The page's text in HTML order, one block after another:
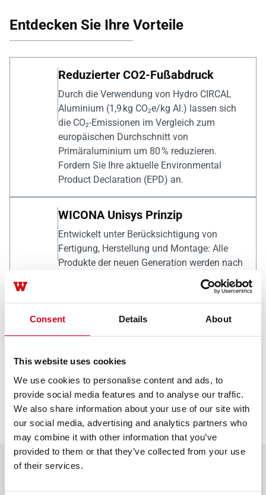
Consent Details About
This website uses cookies
We use cookies to personalise content and ads, to
provide social media features and to analyse our traffic.
We also share information about your use of our site with
our social media, advertising and analytics partners who
may combine it with other information that you’ve
provided to them or that they’ve collected from your use
of their services.
Entdecken Sie Ihre Vorteile
Reduzierter CO2-Fußabdruck
Durch die Verwendung von Hydro CIRCAL
Aluminium (1,9 kg CO₂e/kg Al.) lassen sich
die CO₂-Emissionen im Vergleich zum
europäischen Durchschnitt von
Primäraluminium um 80 % reduzieren.
Fordern Sie Ihre aktuelle Environmental
Product Declaration (EPD) an.
WICONA Unisys Prinzip
Entwickelt unter Berücksichtigung von
Fertigung, Herstellung und Montage: Alle
Produkte der neuen Generation werden nach
dem WICONA Unisys-Prinzip entwickelt.
Verbesserte ESG-Leistung
das Feedback Ihrer Stakeholder durch
anerkannte Zertifizierungen wie EPDs,
Cradle-to-Cradle und DNV und stärken Sie so
Ihre Marktposition.